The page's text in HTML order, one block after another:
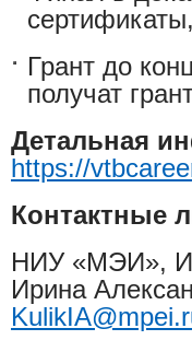
Грант до
получат
Детальная
https://
Контактные
НИУ «МЭИ»,
Ирина